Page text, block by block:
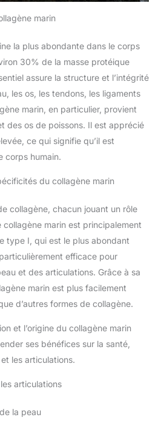
marin
la plus abondante dans le corps
30% de la masse protéique
assure la structure et l’intégrité
les os, les tendons, les ligaments
marin, en particulier, provient
des os de poissons. Il est apprécié
ce qui signifie qu’il est
corps humain.
du collagène marin
collagène, chacun jouant un rôle
marin est principalement
type I, qui est le plus abondant
efficace pour
et des articulations. Grâce à sa
marin est plus facilement
d’autres formes de collagène.
et l’origine du collagène marin
ses bénéfices sur la santé,
les articulations.
articulations
la peau